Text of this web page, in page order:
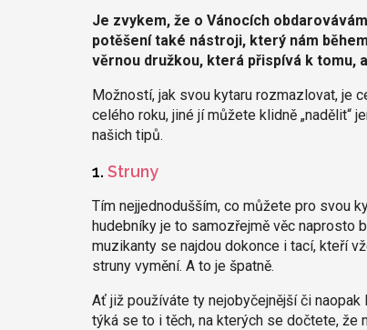
Je zvykem, že o Vánocích
potěšení také nástroji, který nám
věrnou družkou, která přispívá k tomu,
Možností, jak svou kytaru rozmazlovat, je
celého roku, jiné jí můžete klidně „nadělit“
našich tipů.
1. Struny
Tím nejjednodušším, co můžete pro svou
hudebníky je to samozřejmě věc naprosto
muzikanty se najdou dokonce i tací, kteří
struny vymění. A to je špatně.
Ať již používáte ty nejobyčejnější či
týká se to i těch, na kterých se dočtete, že